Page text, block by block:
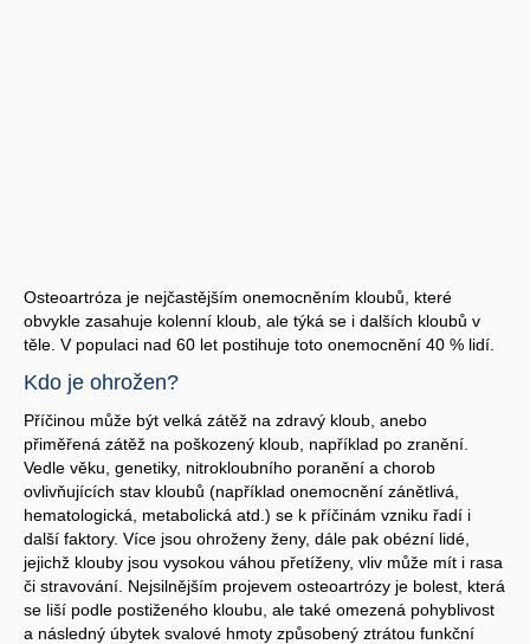
Osteoartróza je nejčastějším onemocněním kloubů, které
obvykle zasahuje kolenní kloub, ale týká se i dalších kloubů v
těle. V populaci nad 60 let postihuje toto onemocnění 40 % lidí.
Kdo je ohrožen?
Příčinou může být velká zátěž na zdravý kloub, anebo
přiměřená zátěž na poškozený kloub, například po zranění.
Vedle věku, genetiky, nitrokloubního poranění a chorob
ovlivňujících stav kloubů (například onemocnění zánětlivá,
hematologická, metabolická atd.) se k příčinám vzniku řadí i
další faktory. Více jsou ohroženy ženy, dále pak obézní lidé,
jejichž klouby jsou vysokou váhou přetíženy, vliv může mít i rasa
či stravování. Nejsilnějším projevem osteoartrózy je bolest, která
se liší podle postiženého kloubu, ale také omezená pohyblivost
a následný úbytek svalové hmoty způsobený ztrátou funkční